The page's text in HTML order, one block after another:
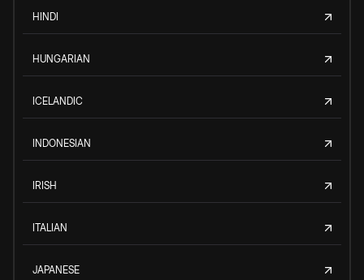
HINDI
HUNGARIAN
ICELANDIC
INDONESIAN
IRISH
ITALIAN
JAPANESE